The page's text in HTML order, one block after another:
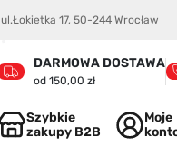
ul.Łokietka 17, 50-244 Wrocław
DARMOWA DOSTAWA
od 150,00 zł
Szybkie
zakupy B2B
Moje